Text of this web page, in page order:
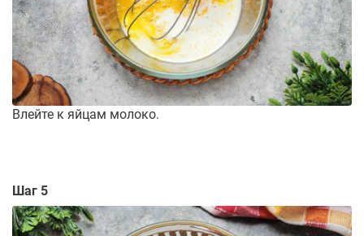
Влейте к яйцам молоко.
Шаг 5